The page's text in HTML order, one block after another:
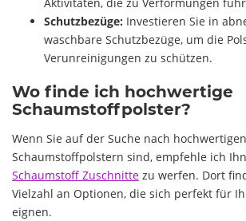
Schutzbezüge: Investieren Sie in
waschbare Schutzbezüge, um die
Verunreinigungen zu schützen.
Wo finde ich hochwertige
Schaumstoffpolster?
Wenn Sie auf der Suche nach hochwertigen
Schaumstoffpolstern sind, empfehle ich
Schaumstoff Zuschnitte zu werfen. Dort
Vielzahl an Optionen, die sich perfekt für
eignen.